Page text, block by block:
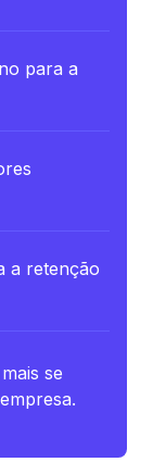
para a
a retenção
se